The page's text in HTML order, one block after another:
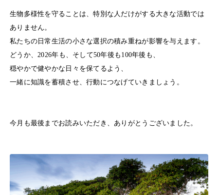
生物多様性を守ることは、特別な人だけがする大きな活動では
ありません。
私たちの日常生活の小さな選択の積み重ねが影響を与えます。
どうか、2026年も、そして50年後も100年後も、
穏やかで健やかな日々を保てるよう、
一緒に知識を蓄積させ、行動につなげていきましょう。
今月も最後までお読みいただき、ありがとうございました。